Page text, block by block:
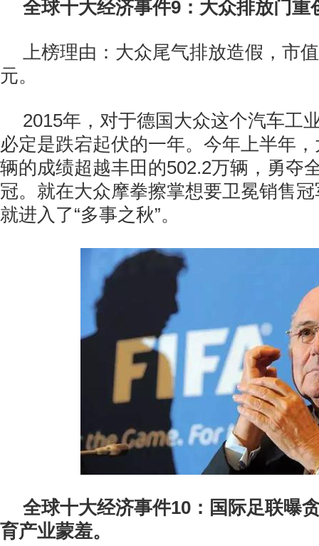
全球十大经济事件9：大众排放门重
上榜理由：大众尾气排放造假，市
元。
2015年，对于德国大众这个汽车工
必定是跌宕起伏的一年。今年上半年
辆的成绩超越丰田的502.2万辆，勇夺
冠。就在大众摩拳擦掌想要卫冕销售
就进入了“多事之秋”。
全球十大经济事件10：国际足联曝
育产业蒙羞。